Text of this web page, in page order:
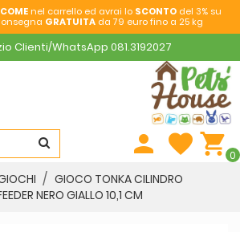
nel carrello ed avrai lo SCONTOdel 3% su
GRATUITAda 79 euro fino a 25 kg
Clienti/WhatsApp 081.3192027
person favorite shopping_cart0
GIOCO TONKA CILINDRO
NERO GIALLO 10,1 CM